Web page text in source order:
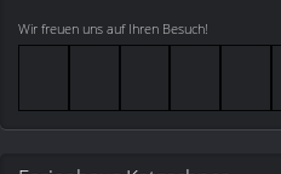
Wir freuen uns auf Ihren Besuch!